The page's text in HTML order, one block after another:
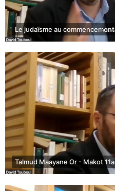
Talmud Maayane Or - Makot 11a